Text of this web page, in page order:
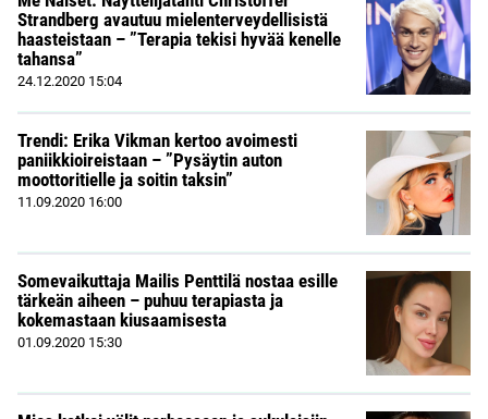
Strandberg avautuu mielenterveydellisistä
haasteistaan – ”Terapia tekisi hyvää kenelle
tahansa”
24.12.2020 15:04
Trendi: Erika Vikman kertoo avoimesti
paniikkioireistaan – ”Pysäytin auton
moottoritielle ja soitin taksin”
11.09.2020 16:00
Somevaikuttaja Mailis Penttilä nostaa esille
tärkeän aiheen – puhuu terapiasta ja
kokemastaan kiusaamisesta
01.09.2020 15:30